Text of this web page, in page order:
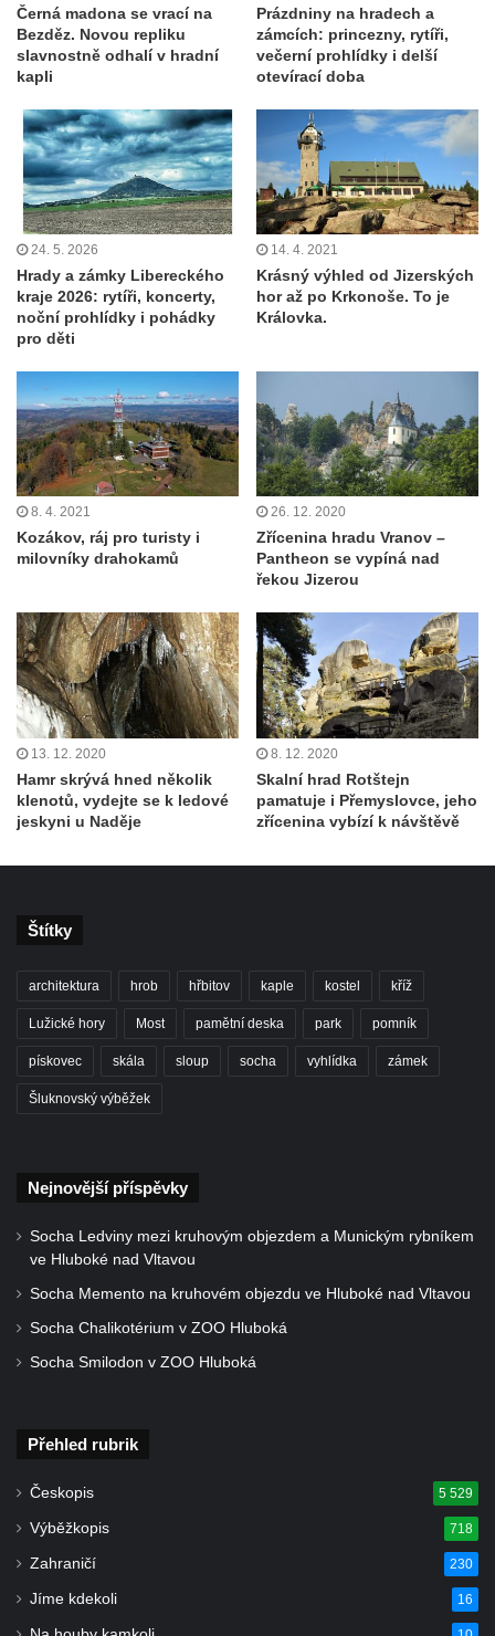
Černá madona se vrací na
Bezděz. Novou repliku
slavnostně odhalí v hradní
kapli
Prázdniny na hradech a
zámcích: princezny, rytíři,
večerní prohlídky i delší
otevírací doba
24. 5. 2026
Hrady a zámky Libereckého
kraje 2026: rytíři, koncerty,
noční prohlídky i pohádky
pro děti
14. 4. 2021
Krásný výhled od Jizerských
hor až po Krkonoše. To je
Královka.
8. 4. 2021
Kozákov, ráj pro turisty i
milovníky drahokamů
26. 12. 2020
Zřícenina hradu Vranov –
Pantheon se vypíná nad
řekou Jizerou
13. 12. 2020
Hamr skrývá hned několik
klenotů, vydejte se k ledové
jeskyni u Naděje
8. 12. 2020
Skalní hrad Rotštejn
pamatuje i Přemyslovce, jeho
zřícenina vybízí k návštěvě
Štítky
architektura hrob hřbitov kaple kostel kříž
Lužické hory Most pamětní deska park pomník
pískovec skála sloup socha vyhlídka zámek
Šluknovský výběžek
Nejnovější příspěvky
Socha Ledviny mezi kruhovým objezdem a Munickým rybníkem
ve Hluboké nad Vltavou
Socha Memento na kruhovém objezdu ve Hluboké nad Vltavou
Socha Chalikotérium v ZOO Hluboká
Socha Smilodon v ZOO Hluboká
Přehled rubrik
Českopis 5 529
Výběžkopis 718
Zahraničí 230
Jíme kdekoli 16